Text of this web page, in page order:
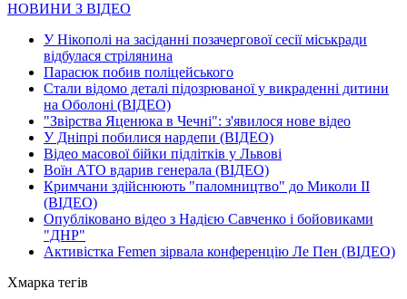
НОВИНИ З ВІДЕО
У Нікополі на засіданні позачергової сесії міськради
відбулася стрілянина
Парасюк побив поліцейського
Стали відомо деталі підозрюваної у викраденні дитини
на Оболоні (ВІДЕО)
"Звірства Яценюка в Чечні": з'явилося нове відео
У Дніпрі побилися нардепи (ВІДЕО)
Відео масової бійки підлітків у Львові
Воїн АТО вдарив генерала (ВІДЕО)
Кримчани здійснюють "паломництво" до Миколи ІІ
(ВІДЕО)
Опубліковано відео з Надією Савченко і бойовиками
"ДНР"
Активістка Femen зірвала конференцію Ле Пен (ВІДЕО)
Хмарка тегів